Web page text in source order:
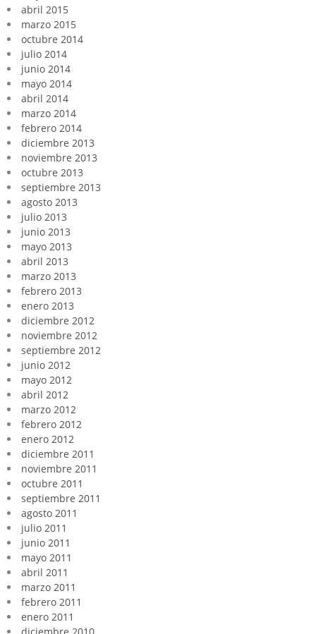
abril 2015
marzo 2015
octubre 2014
julio 2014
junio 2014
mayo 2014
abril 2014
marzo 2014
febrero 2014
diciembre 2013
noviembre 2013
octubre 2013
septiembre 2013
agosto 2013
julio 2013
junio 2013
mayo 2013
abril 2013
marzo 2013
febrero 2013
enero 2013
diciembre 2012
noviembre 2012
septiembre 2012
junio 2012
mayo 2012
abril 2012
marzo 2012
febrero 2012
enero 2012
diciembre 2011
noviembre 2011
octubre 2011
septiembre 2011
agosto 2011
julio 2011
junio 2011
mayo 2011
abril 2011
marzo 2011
febrero 2011
enero 2011